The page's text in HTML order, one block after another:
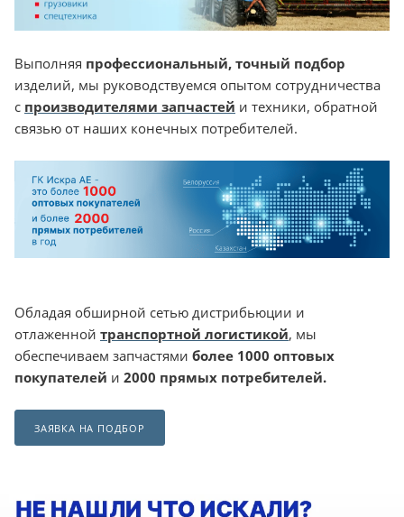
Выполняя профессиональный, точный подбор
изделий, мы руководствуемся опытом сотрудничества
с производителями запчастей и техники, обратной
связью от наших конечных потребителей.
Обладая обширной сетью дистрибьюции и
отлаженной транспортной логистикой, мы
обеспечиваем запчастями более 1000 оптовых
покупателей и 2000 прямых потребителей.
ЗАЯВКА НА ПОДБОР